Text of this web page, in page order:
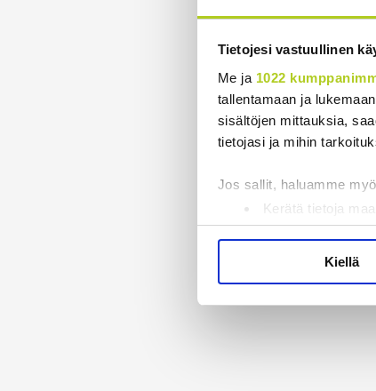
Tietojesi vastuullinen
Me ja 1022
tallentamaan ja
sisältöjen mittauksia,
tietojasi ja mihin
Jos sallit, haluamme
Kerätä tietoja
Tunnistaa
Lue lisää siitä, miten
Käytämme evästeitä
ja kävijämäärämme
kumppaneillemme
olet antanut heille tai
Kiellä